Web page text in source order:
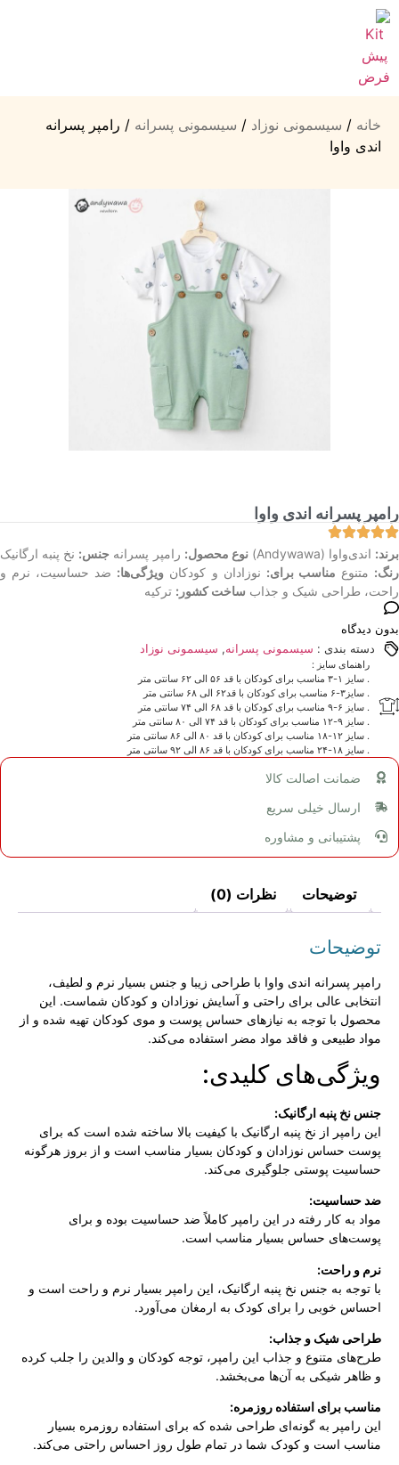
خانه / سیسمونی نوزاد / سیسمونی پسرانه / رامپر پسرانه
اندی واوا
رامپر پسرانه اندی واوا
برند: اندی‌واوا (Andywawa) نوع محصول: رامپر پسرانه جنس: نخ پنبه ارگانیک
رنگ: متنوع مناسب برای: نوزادان و کودکان ویژگی‌ها: ضد حساسیت، نرم و
راحت، طراحی شیک و جذاب ساخت کشور: ترکیه
بدون دیدگاه
دسته بندی : سیسمونی پسرانه, سیسمونی نوزاد
راهنمای سایز :
. سایز ۱-۳ مناسب برای کودکان با قد ۵۶ الی ۶۲ سانتی متر
. سایز۳-۶ مناسب برای کودکان با قد۶۲ الی ۶۸ سانتی متر
. سایز ۶-۹ مناسب برای کودکان با قد ۶۸ الی ۷۴ سانتی متر
. سایز ۹-۱۲ مناسب برای کودکان با قد ۷۴ الی ۸۰ سانتی متر
. سایز ۱۲-۱۸ مناسب برای کودکان با قد ۸۰ الی ۸۶ سانتی متر
. سایز ۱۸-۲۴ مناسب برای کودکان با قد ۸۶ الی ۹۲ سانتی متر
ضمانت اصالت کالا
ارسال خیلی سریع
پشتیبانی و مشاوره
توضیحات نظرات (0)
توضیحات
رامپر پسرانه اندی واوا با طراحی زیبا و جنس بسیار نرم و لطیف،
انتخابی عالی برای راحتی و آسایش نوزادان و کودکان شماست. این
محصول با توجه به نیازهای حساس پوست و موی کودکان تهیه شده و از
مواد طبیعی و فاقد مواد مضر استفاده می‌کند.
ویژگی‌های کلیدی:
جنس نخ پنبه ارگانیک:
این رامپر از نخ پنبه ارگانیک با کیفیت بالا ساخته شده است که برای
پوست حساس نوزادان و کودکان بسیار مناسب است و از بروز هرگونه
حساسیت پوستی جلوگیری می‌کند.
ضد حساسیت:
مواد به کار رفته در این رامپر کاملاً ضد حساسیت بوده و برای
پوست‌های حساس بسیار مناسب است.
نرم و راحت:
با توجه به جنس نخ پنبه ارگانیک، این رامپر بسیار نرم و راحت است و
احساس خوبی را برای کودک به ارمغان می‌آورد.
طراحی شیک و جذاب:
طرح‌های متنوع و جذاب این رامپر، توجه کودکان و والدین را جلب کرده
و ظاهر شیکی به آن‌ها می‌بخشد.
مناسب برای استفاده روزمره:
این رامپر به گونه‌ای طراحی شده که برای استفاده روزمره بسیار
مناسب است و کودک شما در تمام طول روز احساس راحتی می‌کند.